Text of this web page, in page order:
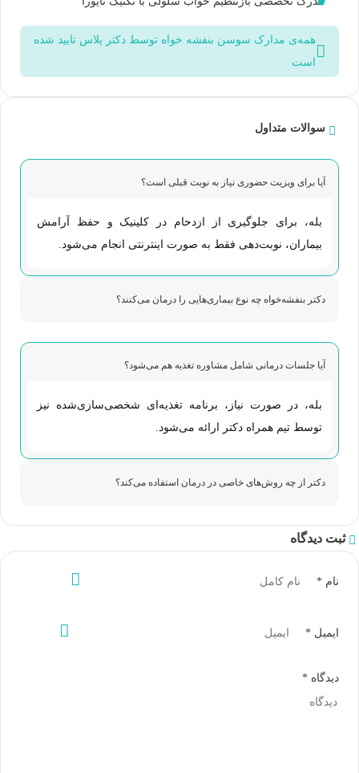
همه‌ی مدارک سوسن بنفشه خواه توسط دکتر پلاس تایید شده
است
سوالات متداول
آیا برای ویزیت حضوری نیاز به نوبت قبلی است؟
بله، برای جلوگیری از ازدحام در کلینیک و حفظ آرامش
بیماران، نوبت‌دهی فقط به صورت اینترنتی انجام می‌شود.
دکتر بنفشه‌خواه چه نوع بیماری‌هایی را درمان می‌کنند؟
آیا جلسات درمانی شامل مشاوره تغذیه هم می‌شود؟
بله، در صورت نیاز، برنامه تغذیه‌ای شخصی‌سازی‌شده نیز
توسط تیم همراه دکتر ارائه می‌شود.
دکتر از چه روش‌های خاصی در درمان استفاده می‌کند؟
ثبت دیدگاه
نام *
ایمیل *
دیدگاه *